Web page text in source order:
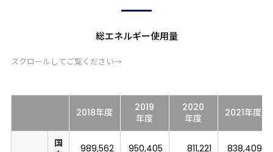
総エネルギー使用量
スクロールしてご覧ください→
2018年度
2019
年度
2020
年度
2021年度
国
989,562 950,405 811,221 838,409